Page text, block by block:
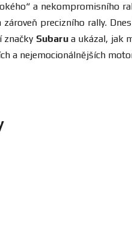
a nekompromisního
precizního rally.
značky Subarua ukázal, jak
a nejemocionálnějších